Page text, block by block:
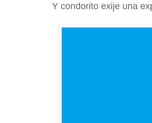
Y condorito exije una